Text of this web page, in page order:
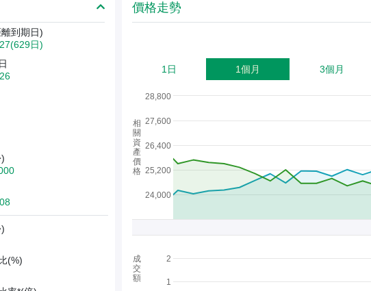
到期日)
日)
(%)
價格走勢
1日 1個月 3個月
24,000
26,400
28,800
25,200
27,600
1
2
相
關
資
產
價
格
成
交
額